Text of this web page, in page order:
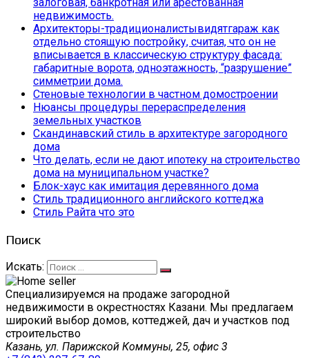
залоговая, банкротная или арестованная
недвижимость.
Архитекторы-традиционалистывидятгараж как
отдельно стоящую постройку, считая, что он не
вписывается в классическую структуру фасада:
габаритные ворота, одноэтажность, “разрушение”
симметрии дома.
Стеновые технологии в частном домостроении
Нюансы процедуры перераспределения
земельных участков
Скандинавский стиль в архитектуре загородного
дома
Что делать, если не дают ипотеку на строительство
дома на муниципальном участке?
Блок-хаус как имитация деревянного дома
Стиль традиционного английского коттеджа
Стиль Райта что это
Поиск
Искать:
Специализируемся на продаже загородной
недвижимости в окрестностях Казани. Мы предлагаем
широкий выбор домов, коттеджей, дач и участков под
строительство
Казань, ул. Парижской Коммуны, 25, офис 3